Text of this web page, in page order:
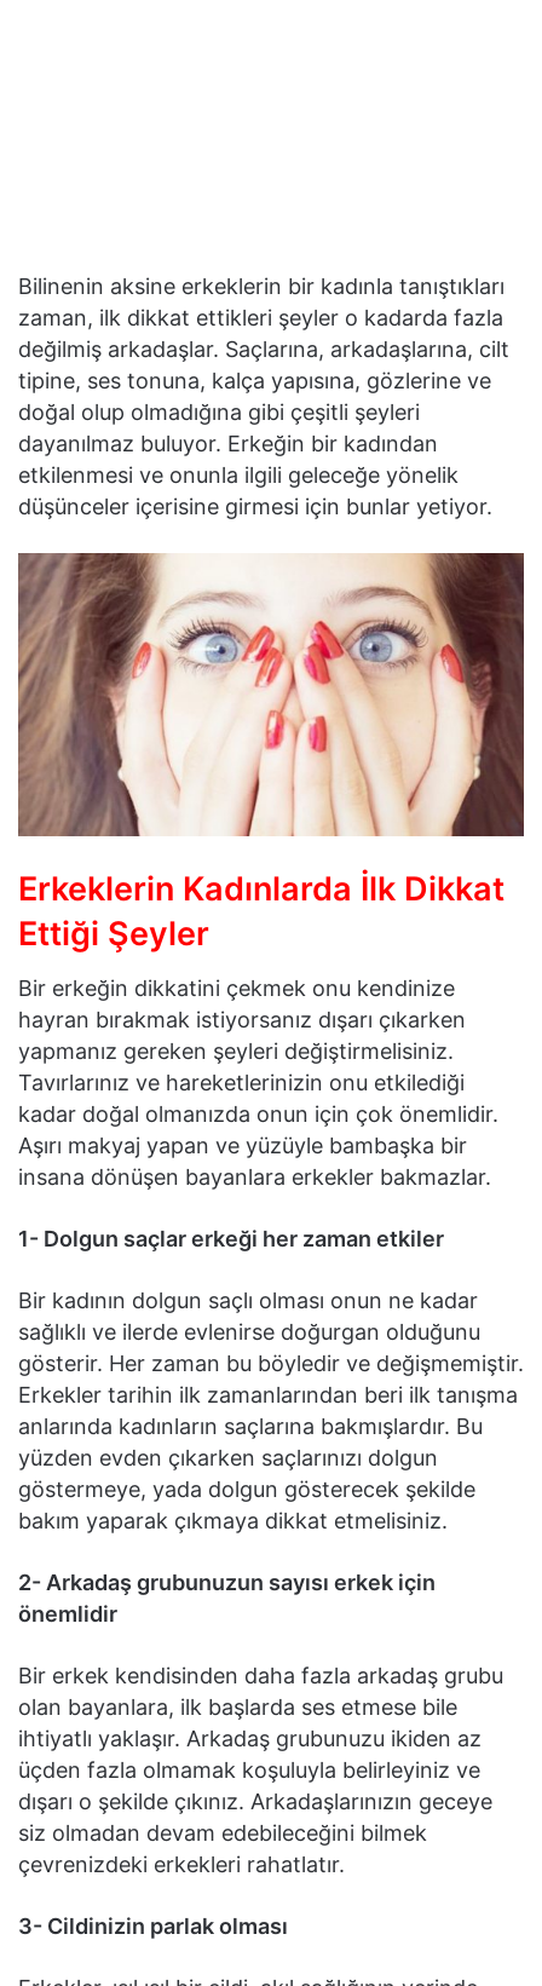
Bilinenin aksine erkeklerin bir kadınla tanıştıkları
zaman, ilk dikkat ettikleri şeyler o kadarda fazla
değilmiş arkadaşlar. Saçlarına, arkadaşlarına, cilt
tipine, ses tonuna, kalça yapısına, gözlerine ve
doğal olup olmadığına gibi çeşitli şeyleri
dayanılmaz buluyor. Erkeğin bir kadından
etkilenmesi ve onunla ilgili geleceğe yönelik
düşünceler içerisine girmesi için bunlar yetiyor.
Erkeklerin Kadınlarda İlk Dikkat
Ettiği Şeyler
Bir erkeğin dikkatini çekmek onu kendinize
hayran bırakmak istiyorsanız dışarı çıkarken
yapmanız gereken şeyleri değiştirmelisiniz.
Tavırlarınız ve hareketlerinizin onu etkilediği
kadar doğal olmanızda onun için çok önemlidir.
Aşırı makyaj yapan ve yüzüyle bambaşka bir
insana dönüşen bayanlara erkekler bakmazlar.
1- Dolgun saçlar erkeği her zaman etkiler
Bir kadının dolgun saçlı olması onun ne kadar
sağlıklı ve ilerde evlenirse doğurgan olduğunu
gösterir. Her zaman bu böyledir ve değişmemiştir.
Erkekler tarihin ilk zamanlarından beri ilk tanışma
anlarında kadınların saçlarına bakmışlardır. Bu
yüzden evden çıkarken saçlarınızı dolgun
göstermeye, yada dolgun gösterecek şekilde
bakım yaparak çıkmaya dikkat etmelisiniz.
2- Arkadaş grubunuzun sayısı erkek için
önemlidir
Bir erkek kendisinden daha fazla arkadaş grubu
olan bayanlara, ilk başlarda ses etmese bile
ihtiyatlı yaklaşır. Arkadaş grubunuzu ikiden az
üçden fazla olmamak koşuluyla belirleyiniz ve
dışarı o şekilde çıkınız. Arkadaşlarınızın geceye
siz olmadan devam edebileceğini bilmek
çevrenizdeki erkekleri rahatlatır.
3- Cildinizin parlak olması